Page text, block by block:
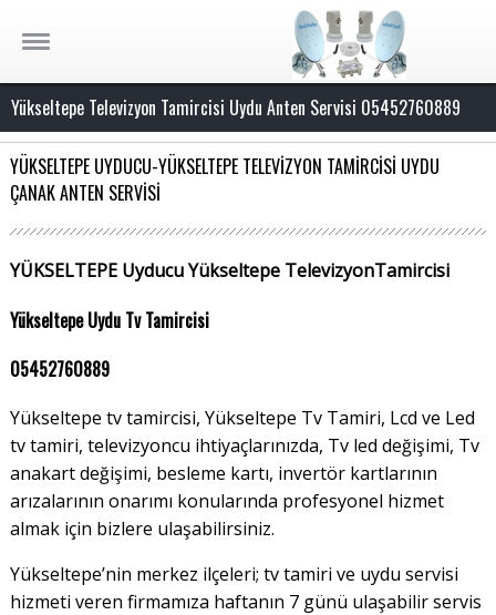
Yükseltepe Televizyon Tamircisi Uydu Anten Servisi 05452760889
YÜKSELTEPE UYDUCU-YÜKSELTEPE TELEVİZYON TAMİRCİSİ UYDU
ÇANAK ANTEN SERVİSİ
YÜKSELTEPE Uyducu Yükseltepe TelevizyonTamircisi
Yükseltepe Uydu Tv Tamircisi
05452760889
Yükseltepe tv tamircisi, Yükseltepe Tv Tamiri, Lcd ve Led
tv tamiri, televizyoncu ihtiyaçlarınızda, Tv led değişimi, Tv
anakart değişimi, besleme kartı, invertör kartlarının
arızalarının onarımı konularında profesyonel hizmet
almak için bizlere ulaşabilirsiniz.
Yükseltepe’nin merkez ilçeleri; tv tamiri ve uydu servisi
hizmeti veren firmamıza haftanın 7 günü ulaşabilir servis